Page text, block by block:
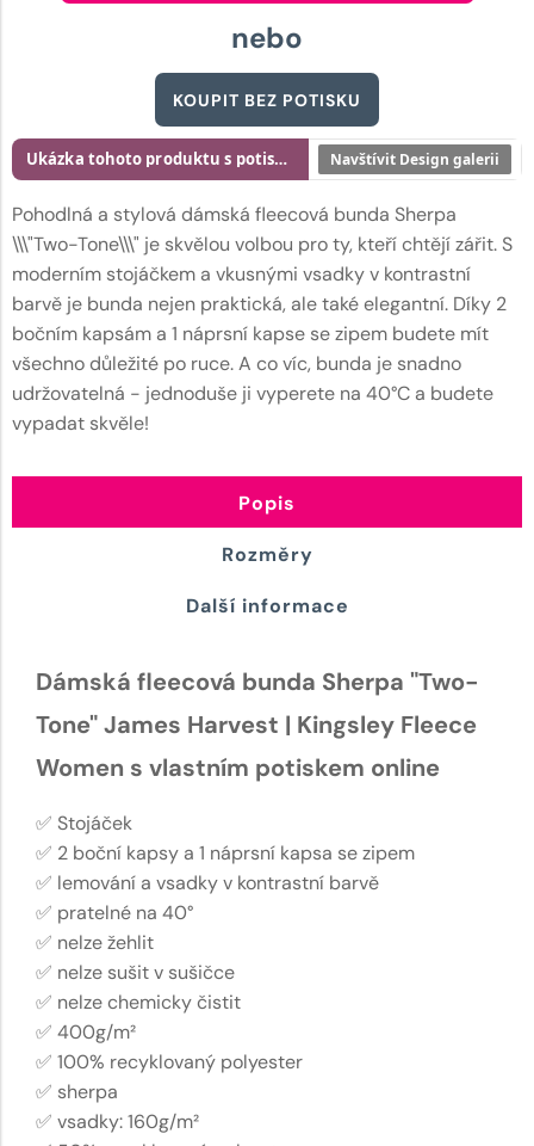
nebo
KOUPIT BEZ POTISKU
Pohodlná a stylová dámská fleecová bunda Sherpa
\\\"Two-Tone\\\" je skvělou volbou pro ty, kteří chtějí zářit. S
moderním stojáčkem a vkusnými vsadky v kontrastní
barvě je bunda nejen praktická, ale také elegantní. Díky 2
bočním kapsám a 1 náprsní kapse se zipem budete mít
všechno důležité po ruce. A co víc, bunda je snadno
udržovatelná - jednoduše ji vyperete na 40°C a budete
vypadat skvěle!
Ukázka tohoto produktu s potiskem Navštívit Design galerii
Popis
Rozměry
Další informace
Dámská fleecová bunda Sherpa "Two-
Tone" James Harvest | Kingsley Fleece
Women s vlastním potiskem online
✅ Stojáček
✅ 2 boční kapsy a 1 náprsní kapsa se zipem
✅ lemování a vsadky v kontrastní barvě
✅ pratelné na 40°
✅ nelze žehlit
✅ nelze sušit v sušičce
✅ nelze chemicky čistit
✅ 400g/m²
✅ 100% recyklovaný polyester
✅ sherpa
✅ vsadky: 160g/m²